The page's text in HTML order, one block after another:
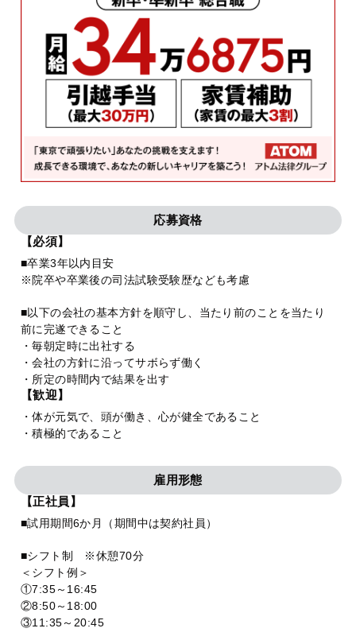
応募資格
【必須】
■卒業3年以内目安
※院卒や卒業後の司法試験受験歴なども考慮
■以下の会社の基本方針を順守し、当たり前のことを当たり
前に完遂できること
・毎朝定時に出社する
・会社の方針に沿ってサボらず働く
・所定の時間内で結果を出す
【歓迎】
・体が元気で、頭が働き、心が健全であること
・積極的であること
雇用形態
【正社員】
■試用期間6か月（期間中は契約社員）
■シフト制 ※休憩70分
＜シフト例＞
①7:35～16:45
②8:50～18:00
③11:35～20:45